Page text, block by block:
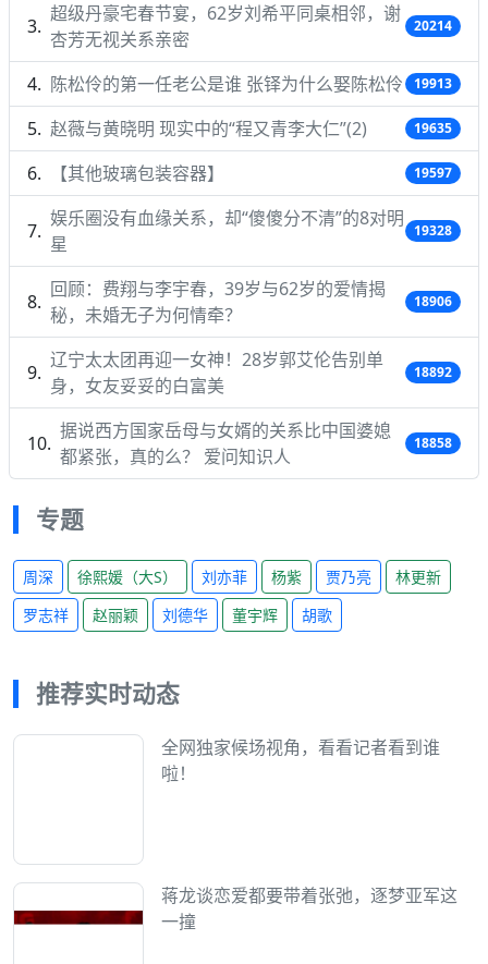
超级丹豪宅春节宴，62岁刘希平同桌相邻，谢
杏芳无视关系亲密
20214
陈松伶的第一任老公是谁 张铎为什么娶陈松伶 19913
赵薇与黄晓明 现实中的“程又青李大仁”(2) 19635
【其他玻璃包装容器】 19597
娱乐圈没有血缘关系，却“傻傻分不清”的8对明
星
19328
回顾：费翔与李宇春，39岁与62岁的爱情揭
秘，未婚无子为何情牵？
18906
辽宁太太团再迎一女神！28岁郭艾伦告别单
身，女友妥妥的白富美
18892
据说西方国家岳母与女婿的关系比中国婆媳
都紧张，真的么？ 爱问知识人
18858
专题
周深 徐熙媛（大S） 刘亦菲 杨紫 贾乃亮
林更新
罗志祥
赵丽颖 刘德华 董宇辉 胡歌
推荐实时动态
全网独家候场视角，看看记者看到谁
啦！
蒋龙谈恋爱都要带着张弛，逐梦亚军这
一撞